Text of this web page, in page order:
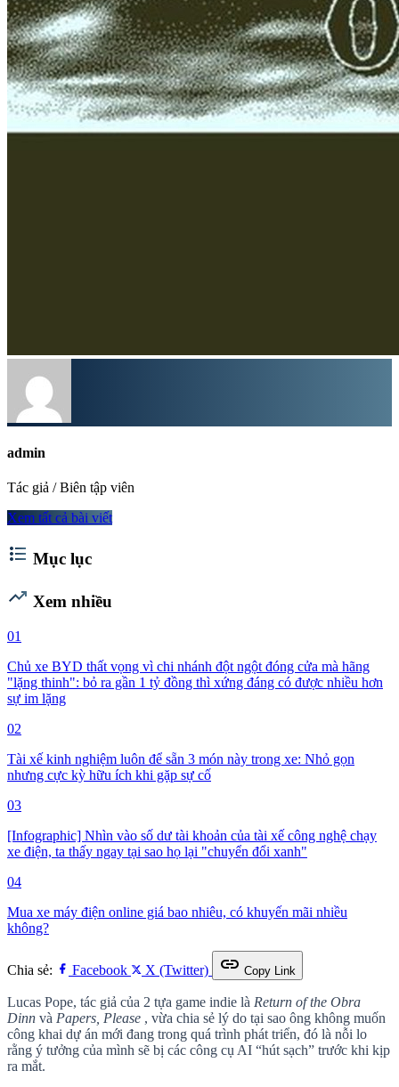
admin
Tác giả / Biên tập viên
Xem tất cả bài viết
format_list_bulleted Mục lục
trending_up Xem nhiều
01
Chủ xe BYD thất vọng vì chi nhánh đột ngột đóng cửa mà hãng
"lặng thinh": bỏ ra gần 1 tỷ đồng thì xứng đáng có được nhiều hơn
sự im lặng
02
Tài xế kinh nghiệm luôn để sẵn 3 món này trong xe: Nhỏ gọn
nhưng cực kỳ hữu ích khi gặp sự cố
03
[Infographic] Nhìn vào số dư tài khoản của tài xế công nghệ chạy
xe điện, ta thấy ngay tại sao họ lại "chuyển đổi xanh"
04
Mua xe máy điện online giá bao nhiêu, có khuyến mãi nhiều
không?
Chia sẻ: Facebook X (Twitter) link Copy Link
Lucas Pope, tác giả của 2 tựa game indie là Return of the Obra
Dinn và Papers, Please , vừa chia sẻ lý do tại sao ông không muốn
công khai dự án mới đang trong quá trình phát triển, đó là nỗi lo
rằng ý tưởng của mình sẽ bị các công cụ AI “hút sạch” trước khi kịp
ra mắt.